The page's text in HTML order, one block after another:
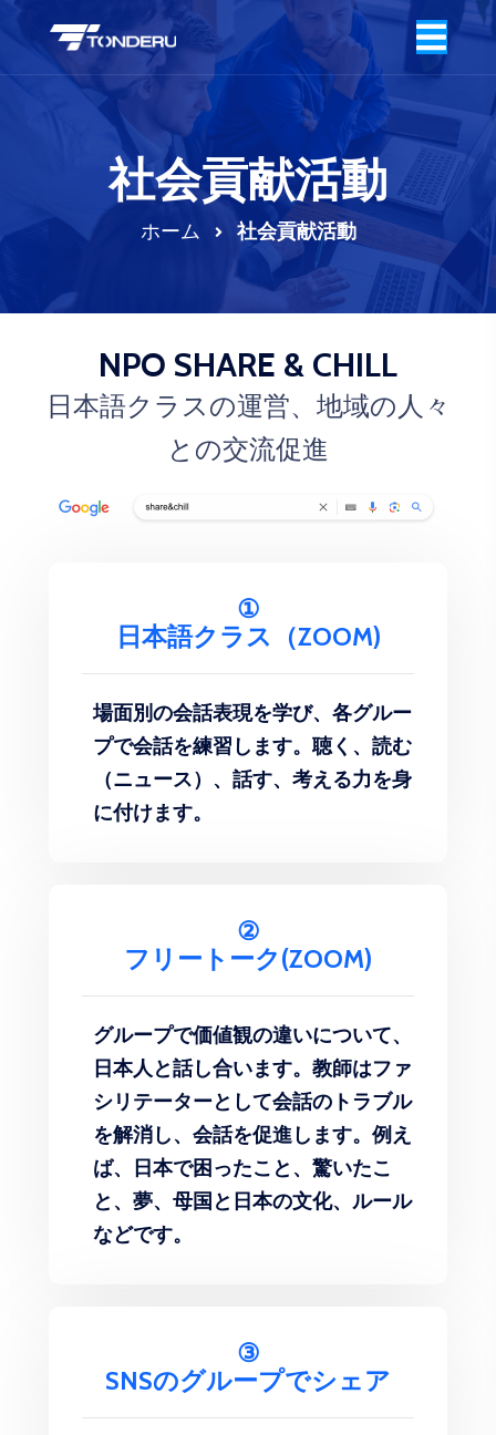
社会貢献活動
ホーム 社会貢献活動
NPO SHARE & CHILL
日本語クラスの運営、地域の人々
との交流促進
①
日本語クラス（ZOOM)
場面別の会話表現を学び、各グルー
プで会話を練習します。聴く、読む
（ニュース）、話す、考える力を身
に付けます。
②
フリートーク(ZOOM)
グループで価値観の違いについて、
日本人と話し合います。教師はファ
シリテーターとして会話のトラブル
を解消し、会話を促進します。例え
ば、日本で困ったこと、驚いたこ
と、夢、母国と日本の文化、ルール
などです。
③
SNSのグループでシェア